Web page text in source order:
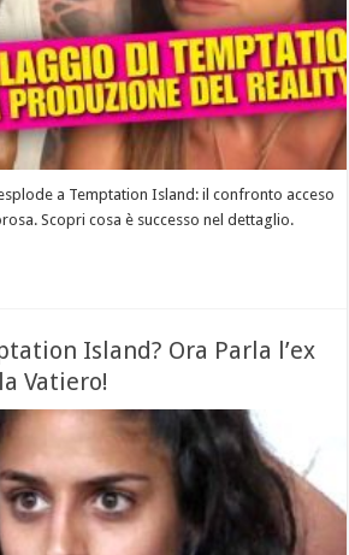
a Temptation Island: il confronto acceso
Scopri cosa è successo nel dettaglio.
Island? Ora Parla l’ex
Vatiero!